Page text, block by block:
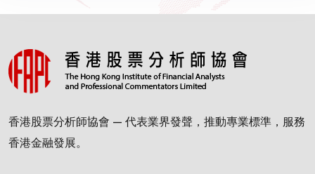
香港股票分析師協會 — 代表業界發聲，推動專業標準，服務
香港金融發展。